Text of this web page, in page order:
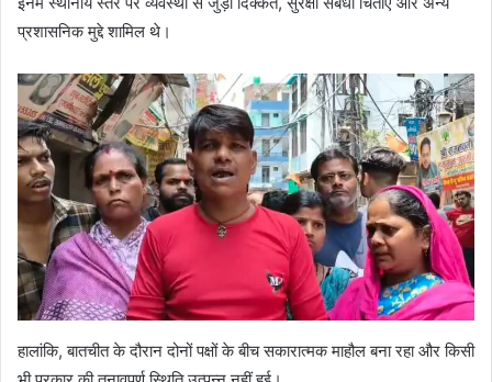
प्रशासनिक मुद्दे शामिल थे।
हालांकि, बातचीत के दौरान दोनों पक्षों के बीच सकारात्मक माहौल बना रहा और किसी